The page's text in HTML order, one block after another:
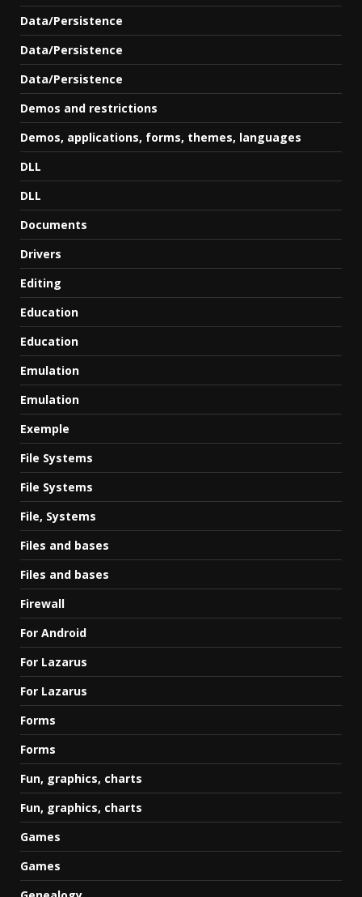
Data/Persistence
Data/Persistence
Data/Persistence
Demos and restrictions
Demos, applications, forms, themes, languages
DLL
DLL
Documents
Drivers
Editing
Education
Education
Emulation
Emulation
Exemple
File Systems
File Systems
File, Systems
Files and bases
Files and bases
Firewall
For Android
For Lazarus
For Lazarus
Forms
Forms
Fun, graphics, charts
Fun, graphics, charts
Games
Games